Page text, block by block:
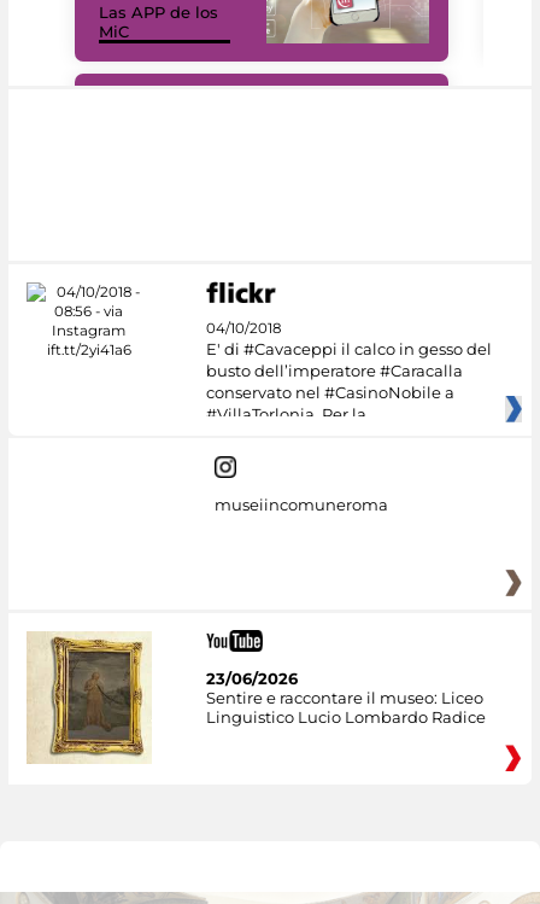
Las APP de los
MiC
04/10/2018
E' di #Cavaceppi il calco in gesso del
busto dell’imperatore #Caracalla
conservato nel #CasinoNobile a
#VillaTorlonia. Per la
museiincomuneroma
23/06/2026
Sentire e raccontare il museo: Liceo
Linguistico Lucio Lombardo Radice